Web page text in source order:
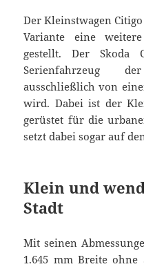
Der Kleinstwagen
Variante eine
gestellt. Der Skoda
Serienfahrzeug
ausschließlich von
wird. Dabei ist der
gerüstet für die
setzt dabei sogar auf
Klein und
Stadt
Mit seinen
1.645 mm Breite